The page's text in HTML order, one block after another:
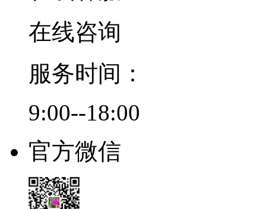
在线咨询
服务时间：
9:00--18:00
官方微信